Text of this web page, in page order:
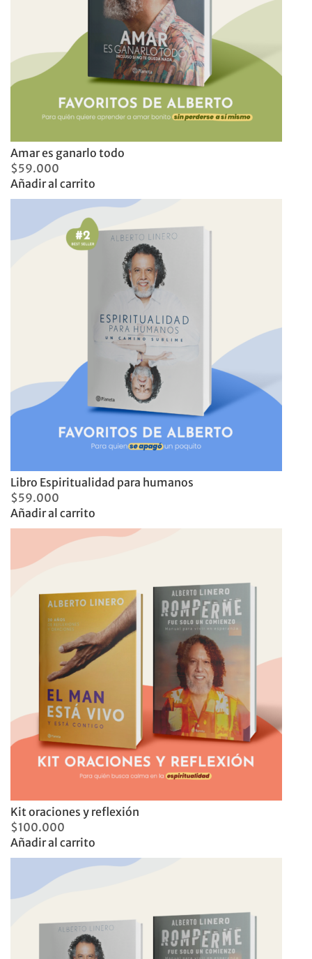
Amar es ganarlo todo
$59.000
Añadir al carrito
Libro Espiritualidad para humanos
$59.000
Añadir al carrito
Kit oraciones y reflexión
$100.000
Añadir al carrito